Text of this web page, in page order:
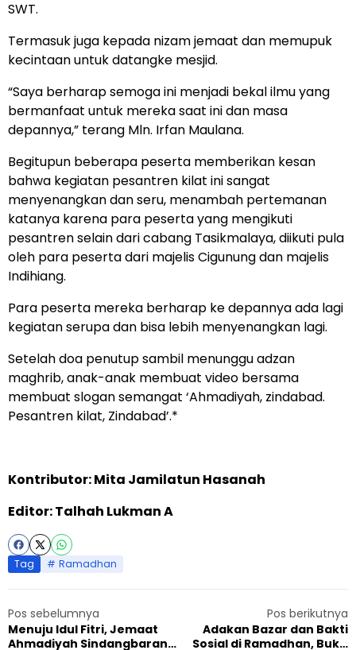
SWT.
Termasuk juga kepada nizam jemaat dan memupuk
kecintaan untuk datangke mesjid.
“Saya berharap semoga ini menjadi bekal ilmu yang
bermanfaat untuk mereka saat ini dan masa
depannya,” terang Mln. Irfan Maulana.
Begitupun beberapa peserta memberikan kesan
bahwa kegiatan pesantren kilat ini sangat
menyenangkan dan seru, menambah pertemanan
katanya karena para peserta yang mengikuti
pesantren selain dari cabang Tasikmalaya, diikuti pula
oleh para peserta dari majelis Cigunung dan majelis
Indihiang.
Para peserta mereka berharap ke depannya ada lagi
kegiatan serupa dan bisa lebih menyenangkan lagi.
Setelah doa penutup sambil menunggu adzan
maghrib, anak-anak membuat video bersama
membuat slogan semangat ‘Ahmadiyah, zindabad.
Pesantren kilat, Zindabad’.*
Kontributor: Mita Jamilatun Hasanah
Editor: Talhah Lukman A
Tag Ramadhan
Pos sebelumnya
Menuju Idul Fitri, Jemaat
Ahmadiyah Sindangbarang
Pos berikutnya
Adakan Bazar dan Bakti
Sosial di Ramadhan, Bukti